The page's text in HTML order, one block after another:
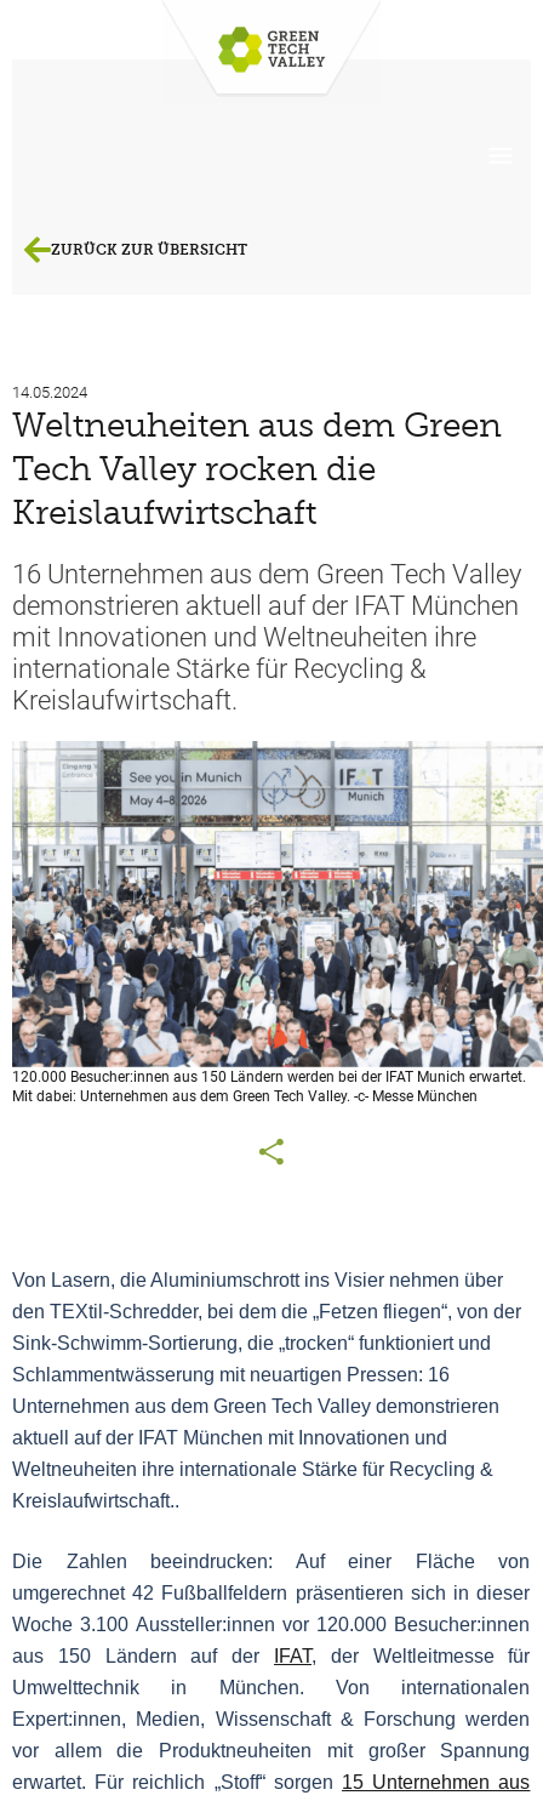
ZURÜCK ZUR ÜBERSICHT
14.05.2024
Weltneuheiten aus dem Green
Tech Valley rocken die
Kreislaufwirtschaft
16 Unternehmen aus dem Green Tech Valley
demonstrieren aktuell auf der IFAT München
mit Innovationen und Weltneuheiten ihre
internationale Stärke für Recycling &
Kreislaufwirtschaft.
120.000 Besucher:innen aus 150 Ländern werden bei der IFAT Munich erwartet.
Mit dabei: Unternehmen aus dem Green Tech Valley. -c- Messe München
Von Lasern, die Aluminiumschrott ins Visier nehmen über
den TEXtil-Schredder, bei dem die „Fetzen fliegen“, von der
Sink-Schwimm-Sortierung, die „trocken“ funktioniert und
Schlammentwässerung mit neuartigen Pressen: 16
Unternehmen aus dem Green Tech Valley demonstrieren
aktuell auf der IFAT München mit Innovationen und
Weltneuheiten ihre internationale Stärke für Recycling &
Kreislaufwirtschaft..
Die Zahlen beeindrucken: Auf einer Fläche von
umgerechnet 42 Fußballfeldern präsentieren sich in dieser
Woche 3.100 Aussteller:innen vor 120.000 Besucher:innen
aus 150 Ländern auf der
IFAT, der Weltleitmesse für
Umwelttechnik in München. Von internationalen
Expert:innen, Medien, Wissenschaft & Forschung werden
vor allem die Produktneuheiten mit großer Spannung
erwartet. Für reichlich „Stoff“ sorgen 15 Unternehmen aus